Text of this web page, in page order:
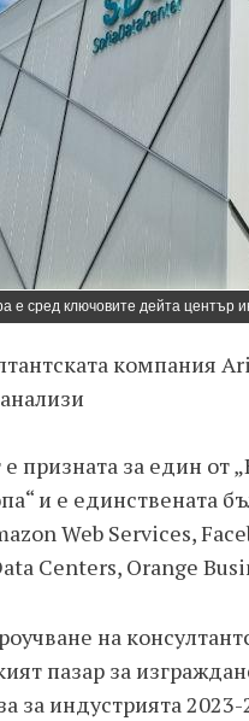
е сред ключовите дейта център
компания
призната за един от
и е единствената
Web Services,
Centers, Orange
на
пазар за
за индустрията 2023-